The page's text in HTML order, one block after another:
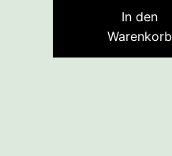
In den
Warenkorb